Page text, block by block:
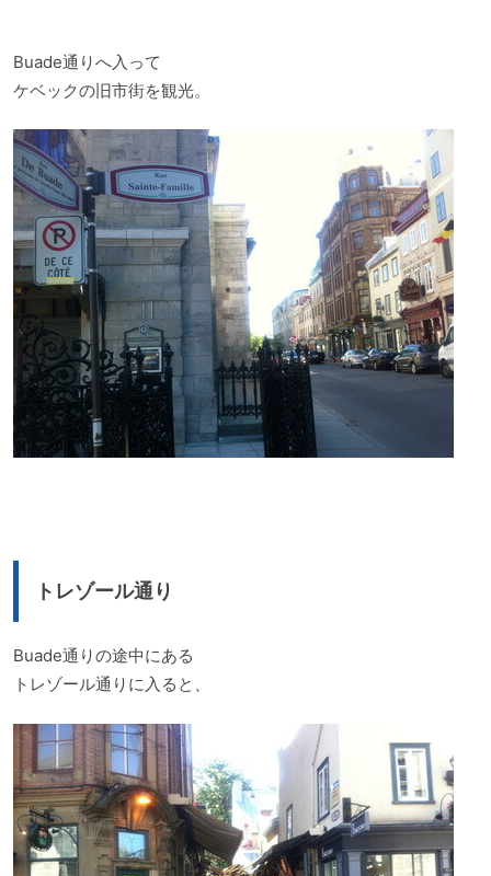
Buade通りへ入って
ケベックの旧市街を観光。
トレゾール通り
Buade通りの途中にある
トレゾール通りに入ると、